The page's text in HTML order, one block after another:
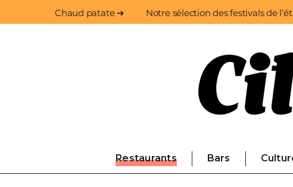
Chaud patate ➔ Notre sélection des festivals de
Restaurants Bars